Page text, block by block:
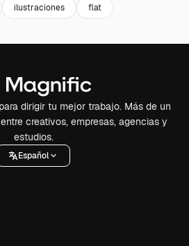
ilustraciones flat
dirigir tu mejor trabajo. Más de un
creativos, empresas, agencias y
estudios.
Español